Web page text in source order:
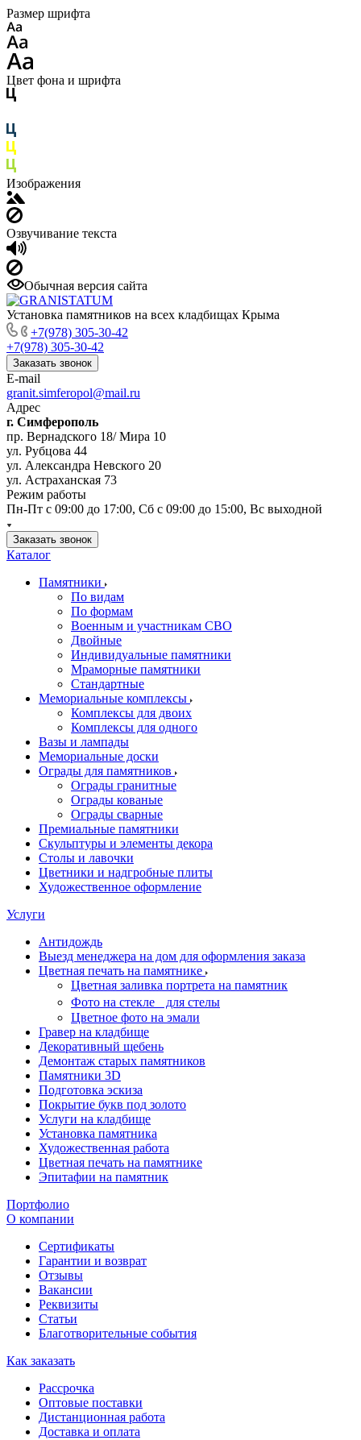
Размер шрифта
Цвет фона и шрифта
Изображения
Озвучивание текста
Обычная версия сайта
Установка памятников на всех кладбищах Крыма
+7(978) 305-30-42
+7(978) 305-30-42
Заказать звонок
E-mail
granit.simferopol@mail.ru
Адрес
г. Симферополь
пр. Вернадского 18/ Мира 10
ул. Рубцова 44
ул. Александра Невского 20
ул. Астраханская 73
Режим работы
Пн-Пт с 09:00 до 17:00, Сб с 09:00 до 15:00, Вс выходной
Заказать звонок
Каталог
Памятники
По видам
По формам
Военным и участникам СВО
Двойные
Индивидуальные памятники
Мраморные памятники
Стандартные
Мемориальные комплексы
Комплексы для двоих
Комплексы для одного
Вазы и лампады
Мемориальные доски
Ограды для памятников
Ограды гранитные
Ограды кованые
Ограды сварные
Премиальные памятники
Скульптуры и элементы декора
Столы и лавочки
Цветники и надгробные плиты
Художественное оформление
Услуги
Антидождь
Выезд менеджера на дом для оформления заказа
Цветная печать на памятнике
Цветная заливка портрета на памятник
Фото на стекле для стелы
Цветное фото на эмали
Гравер на кладбище
Декоративный щебень
Демонтаж старых памятников
Памятники 3D
Подготовка эскиза
Покрытие букв под золото
Услуги на кладбище
Установка памятника
Художественная работа
Цветная печать на памятнике
Эпитафии на памятник
Портфолио
О компании
Сертификаты
Гарантии и возврат
Отзывы
Вакансии
Реквизиты
Статьи
Благотворительные события
Как заказать
Рассрочка
Оптовые поставки
Дистанционная работа
Доставка и оплата